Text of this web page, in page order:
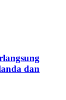
dan